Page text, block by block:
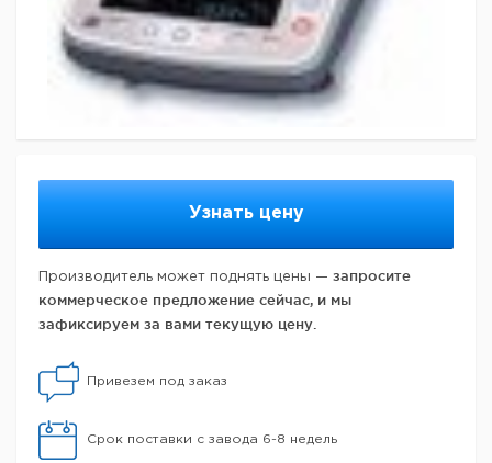
Узнать цену
Производитель может поднять цены — запросите
коммерческое предложение сейчас, и мы
зафиксируем за вами текущую цену.
Привезем под заказ
Срок поставки с завода 6-8 недель